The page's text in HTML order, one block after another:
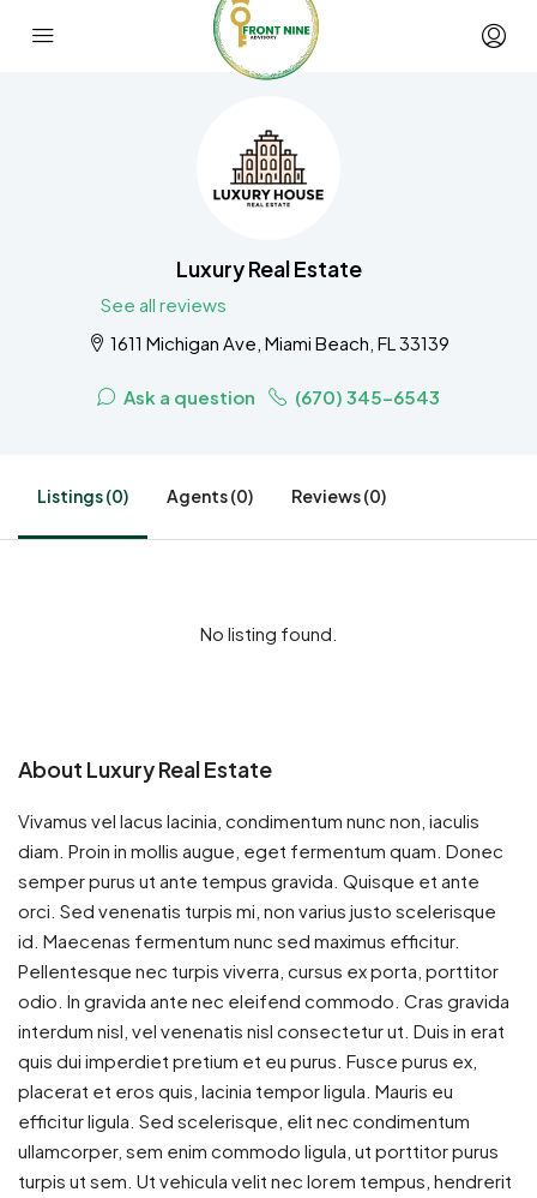
Luxury Real Estate
See all reviews
1611 Michigan Ave, Miami Beach, FL 33139
Ask a question (670) 345-6543
Listings (0) Agents (0) Reviews (0)
No listing found.
About Luxury Real Estate
Vivamus vel lacus lacinia, condimentum nunc non, iaculis
diam. Proin in mollis augue, eget fermentum quam. Donec
semper purus ut ante tempus gravida. Quisque et ante
orci. Sed venenatis turpis mi, non varius justo scelerisque
id. Maecenas fermentum nunc sed maximus efficitur.
Pellentesque nec turpis viverra, cursus ex porta, porttitor
odio. In gravida ante nec eleifend commodo. Cras gravida
interdum nisl, vel venenatis nisl consectetur ut. Duis in erat
quis dui imperdiet pretium et eu purus. Fusce purus ex,
placerat et eros quis, lacinia tempor ligula. Mauris eu
efficitur ligula. Sed scelerisque, elit nec condimentum
ullamcorper, sem enim commodo ligula, ut porttitor purus
turpis ut sem. Ut vehicula velit nec lorem tempus, hendrerit